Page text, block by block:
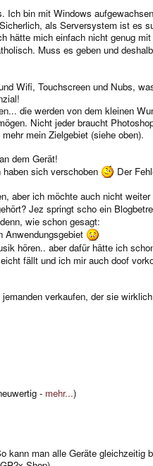
bin mit Windows
als Serversystem ist es
hätte mich einfach nicht genug
Muss es geben und
Wifi, Touchscreen und Nubs,
die werden von dem kleinen
Nicht jeder braucht
mein Zielgebiet (siehe oben).
dem Gerät!
sich verschoben
Der
aber ich möchte auch nicht
Jez springt scho ein
wie schon gesagt:
Anwendungsgebiet
hören.. aber dafür hätte ich
fällt und ich mir auch doof
verkaufen, der sie
- mehr...)
kann man alle Geräte gleichzeitig